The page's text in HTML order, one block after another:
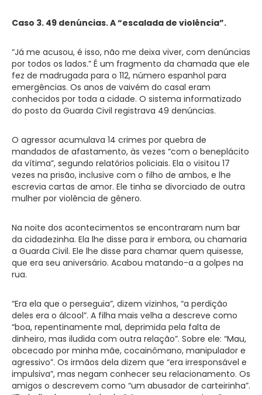
Caso 3. 49 denúncias. A “escalada de violência”.
“Já me acusou, é isso, não me deixa viver, com denúncias
por todos os lados.” É um fragmento da chamada que ele
fez de madrugada para o 112, número espanhol para
emergências. Os anos de vaivém do casal eram
conhecidos por toda a cidade. O sistema informatizado
do posto da Guarda Civil registrava 49 denúncias.
O agressor acumulava 14 crimes por quebra de
mandados de afastamento, às vezes “com o beneplácito
da vítima”, segundo relatórios policiais. Ela o visitou 17
vezes na prisão, inclusive com o filho de ambos, e lhe
escrevia cartas de amor. Ele tinha se divorciado de outra
mulher por violência de gênero.
Na noite dos acontecimentos se encontraram num bar
da cidadezinha. Ela lhe disse para ir embora, ou chamaria
a Guarda Civil. Ele lhe disse para chamar quem quisesse,
que era seu aniversário. Acabou matando-a a golpes na
rua.
“Era ela que o perseguia”, dizem vizinhos, “a perdição
deles era o álcool”. A filha mais velha a descreve como
“boa, repentinamente mal, deprimida pela falta de
dinheiro, mas iludida com outra relação”. Sobre ele: “Mau,
obcecado por minha mãe, cocainômano, manipulador e
agressivo”. Os irmãos dela dizem que “era irresponsável e
impulsiva”, mas negam conhecer seu relacionamento. Os
amigos o descrevem como “um abusador de carteirinha”.